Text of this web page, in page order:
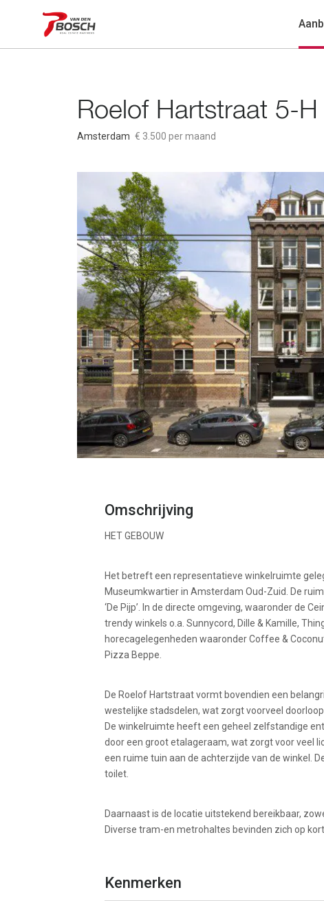
Roelof Hartstraat 5-H
Amsterdam € 3.500 per maand
Omschrijving
HET GEBOUW
Het betreft een representatieve winkelruimte
Museumkwartier in Amsterdam Oud-Zuid. De
‘De Pijp’. In de directe omgeving, waaronder de
trendy winkels o.a. Sunnycord, Dille & Kamille,
horecagelegenheden waaronder Coffee &
Pizza Beppe.
De Roelof Hartstraat vormt bovendien een
westelijke stadsdelen, wat zorgt voorveel
De winkelruimte heeft een geheel zelfstandige
door een groot etalageraam, wat zorgt voor veel
een ruime tuin aan de achterzijde van de winkel.
toilet.
Daarnaast is de locatie uitstekend bereikbaar,
Diverse tram-en metrohaltes bevinden zich op
Kenmerken